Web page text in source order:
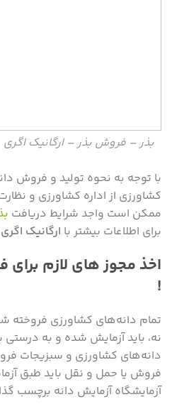
بذر – فروش بذر – ارگانیک اگری
با توجه به نحوه تولید و فروش
کشاورزی از اداره کشاورزی و
ممکن است واجد شرایط دریافت
برای اطلاعات بیشتر با ارگانیک اگری
اخذ مجوز های لازم
!
تمام دانه‌های کشاورزی فروخته
نه، باید آزمایش شده و به
دانه‌های کشاورزی و سبزیجات
فروش یا حمل و نقل باید طبق
آزمایشگاه آزمایش دانه برچسب